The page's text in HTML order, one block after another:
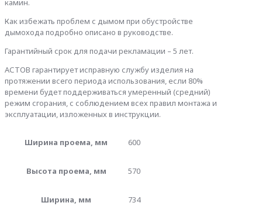
камин.
Как избежать проблем с дымом при обустройстве
дымохода подробно описано в руководстве.
Гарантийный срок для подачи рекламации – 5 лет.
АСТОВ гарантирует исправную службу изделия на
протяжении всего периода использования, если 80%
времени будет поддерживаться умеренный (средний)
режим сгорания, с соблюдением всех правил монтажа и
эксплуатации, изложенных в инструкции.
Ширина проема, мм 600
Высота проема, мм 570
Ширина, мм 734